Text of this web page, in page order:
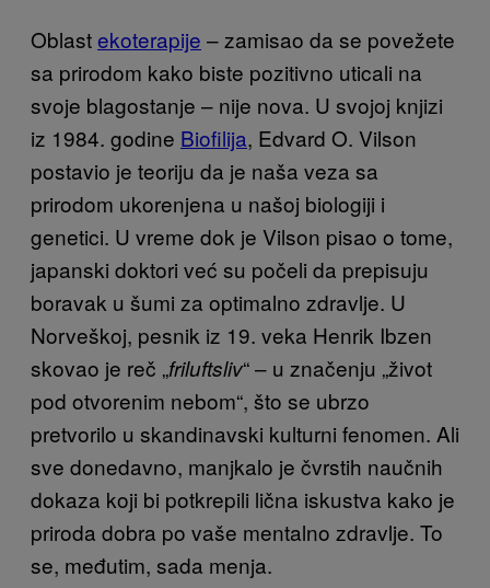
Oblastekoterapije – zamisao da se povežete
sa prirodom kako biste pozitivno uticali na
svoje blagostanje – nije nova. U svojoj knjizi
iz 1984. godine Biofilija, Edvard O. Vilson
postavio je teoriju da je naša veza sa
prirodom ukorenjena u našoj biologiji i
genetici. U vreme dok je Vilson pisao o tome,
japanski doktori već su počeli da prepisuju
boravak u šumi za optimalno zdravlje. U
Norveškoj, pesnik iz 19. veka Henrik Ibzen
skovao je reč „friluftsliv“ – u značenju „život
pod otvorenim nebom“, što se ubrzo
pretvorilo u skandinavski kulturni fenomen. Ali
sve donedavno, manjkalo je čvrstih naučnih
dokaza koji bi potkrepili lična iskustva kako je
priroda dobra po vaše mentalno zdravlje. To
se, međutim, sada menja.